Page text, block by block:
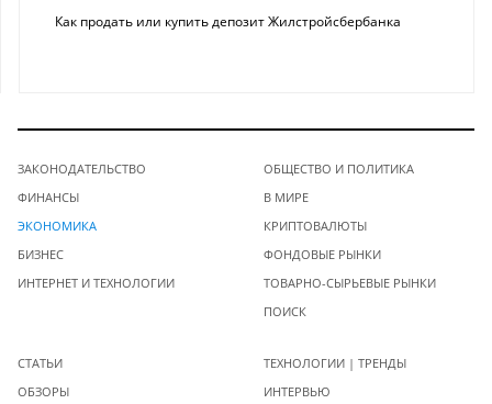
Как продать или купить депозит Жилстройсбербанка
ЗАКОНОДАТЕЛЬСТВО
ФИНАНСЫ
ЭКОНОМИКА
БИЗНЕС
ИНТЕРНЕТ И ТЕХНОЛОГИИ
ОБЩЕСТВО И ПОЛИТИКА
В МИРЕ
КРИПТОВАЛЮТЫ
ФОНДОВЫЕ РЫНКИ
ТОВАРНО-СЫРЬЕВЫЕ РЫНКИ
ПОИСК
СТАТЬИ
ОБЗОРЫ
ТЕХНОЛОГИИ | ТРЕНДЫ
ИНТЕРВЬЮ